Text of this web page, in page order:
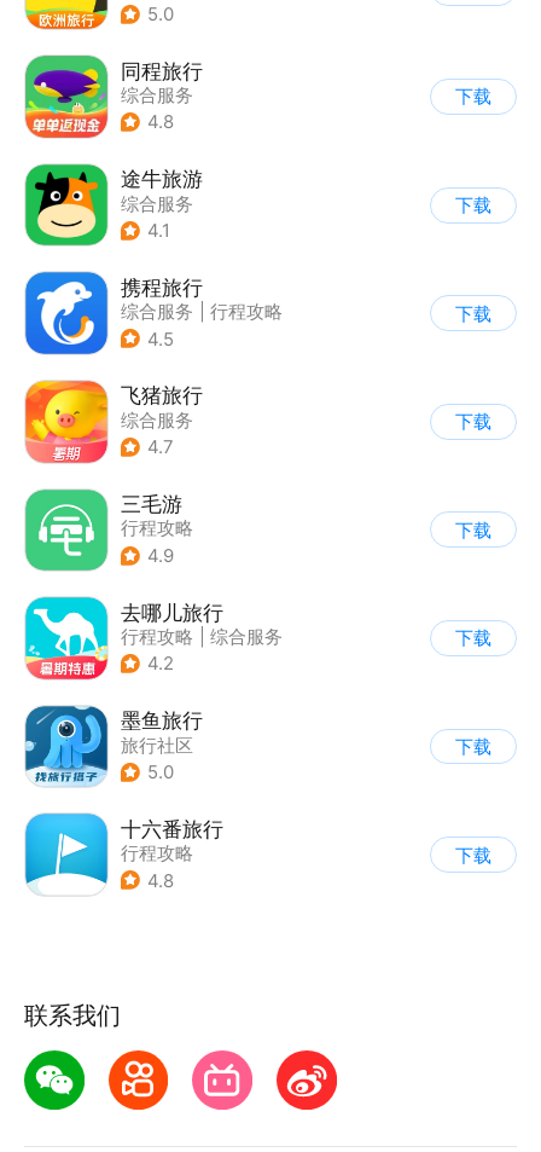
5.0
同程旅行
综合服务
4.8
下载
途牛旅游
综合服务
4.1
下载
携程旅行
综合服务
行程攻略
4.5
下载
飞猪旅行
综合服务
4.7
下载
三毛游
行程攻略
4.9
下载
去哪儿旅行
行程攻略
综合服务
4.2
下载
墨鱼旅行
旅行社区
5.0
下载
十六番旅行
行程攻略
4.8
下载
联系我们